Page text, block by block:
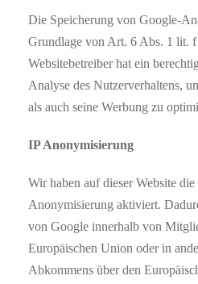
Die Speicherung von Google-
Grundlage von Art. 6 Abs. 1 lit.
Websitebetreiber hat ein
Analyse des Nutzerverhaltens,
als auch seine Werbung zu
IP Anonymisierung
Wir haben auf dieser Website
Anonymisierung aktiviert.
von Google innerhalb von
Europäischen Union oder in
Abkommens über den